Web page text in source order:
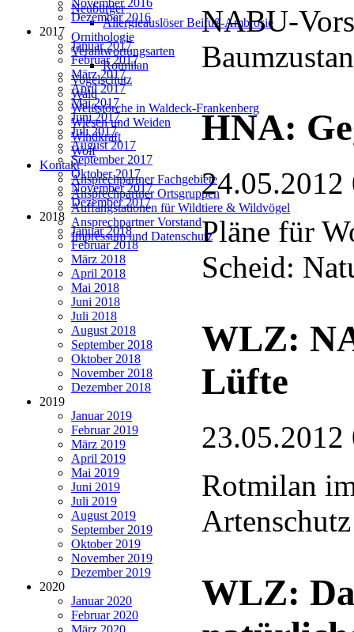
Neubürger
Allergieauslöser Beifuß-Ambrosie
Ornithologie
Verantwortungsarten
Rotmilan
Vogelschutz
Wald
Weißstörche in Waldeck-Frankenberg
Wiesen und Weiden
Windkraft
Wolf
Kontakt
Ansprechpartner Fachgebiete
Ansprechpartner Ortsgruppen
Auffangstationen für Wildtiere & Wildvögel
Ansprechpartner Vorstand
Impressum und Datenschutz
Dezember 2016
2017
Januar 2017
Februar 2017
März 2017
April 2017
Mai 2017
Juni 2017
Juli 2017
August 2017
September 2017
Oktober 2017
November 2017
Dezember 2017
2018
Januar 2018
Februar 2018
März 2018
April 2018
Mai 2018
Juni 2018
Juli 2018
August 2018
September 2018
Oktober 2018
November 2018
Dezember 2018
2019
Januar 2019
Februar 2019
März 2019
April 2019
Mai 2019
Juni 2019
Juli 2019
August 2019
September 2019
Oktober 2019
November 2019
Dezember 2019
2020
Januar 2020
Februar 2020
März 2020
NABU-
HNA:
24.05.2012
Pläne für
Scheid:
WLZ:
Lüfte
23.05.2012
Rotmilan
WLZ: